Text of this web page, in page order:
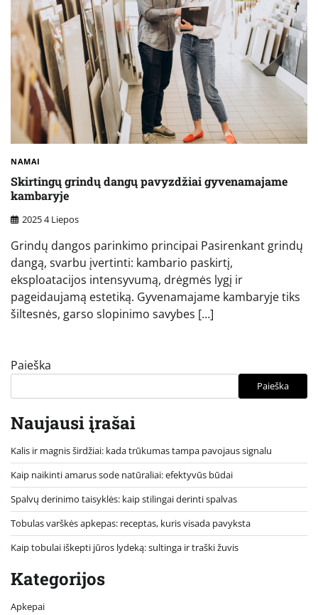
NAMAI
Skirtingų grindų dangų pavyzdžiai gyvenamajame
kambaryje
2025 4 Liepos
Grindų dangos parinkimo principai Pasirenkant grindų
dangą, svarbu įvertinti: kambario paskirtį,
eksploatacijos intensyvumą, drėgmės lygį ir
pageidaujamą estetiką. Gyvenamajame kambaryje tiks
šiltesnės, garso slopinimo savybes […]
Paieška
Paieška
Naujausi įrašai
Kalis ir magnis širdžiai: kada trūkumas tampa pavojaus signalu
Kaip naikinti amarus sode natūraliai: efektyvūs būdai
Spalvų derinimo taisyklės: kaip stilingai derinti spalvas
Tobulas varškės apkepas: receptas, kuris visada pavyksta
Kaip tobulai iškepti jūros lydeką: sultinga ir traški žuvis
Kategorijos
Apkepai